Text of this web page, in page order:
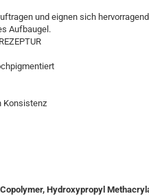
und eignen sich
Aufbaugel.
Konsistenz
Hydroxypropyl